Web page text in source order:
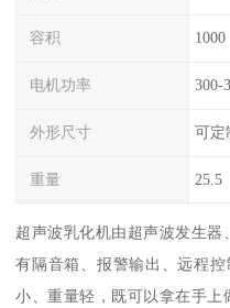
容积 1000
电机功率 300-
外形尺寸 可定
重量 25.5
超声波乳化机由超声波发生
有隔音箱、报警输出、远程
小、重量轻，既可以拿在手上